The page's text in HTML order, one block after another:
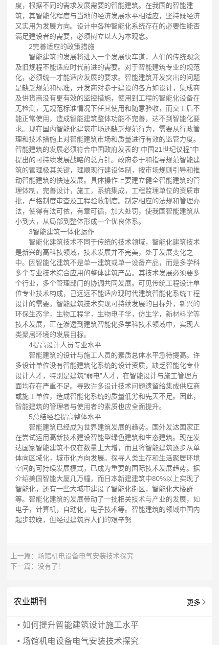
度，根据不同的需求发展需要的智能建筑。在我国的智能建
筑，其智能化程度与当地的经济发展水平相适应，坚持既经济
又实用为发展方向。设计中各种智能化系统存在的必要性能否
满足建设者的需要，必须树立以人为本观念。
2完善适应的政策措施
智能建筑的发展将进入一个发展快车道，人们的传统观念
及旧规程不能适应时代前进的需要。对于智能建筑专业的规范
化，必须统一才能适应发展的要求。智能建筑开发突出的问题
是缺乏规范和标准，开发商对参于建设的各方如设计，集成商
及供货商没有更有效的监控措施，使用到工程的智能化设备在
无检测，无规范标准情况下任其使用和随意验收，而交工后不
能正常使用，造成智能建筑整体功能不完善，达不到智能化要
求。现在国内智能化建筑市场还缺乏规范行为，需要从行政管
理和技术措施上对智能建筑市场和质量进行有效的监管力度。
智能建筑的发展必须符合中国政府发表的“中国21世纪议程”中
提出的可持续发展战略的总方针。政府参于和指导规范智能建
筑的管理极其关键，理顺现行建设体制，按市场规则引导和推
动智能建筑的快速发展。具体操作上要建立健全智能建筑的管
理体制，完善设计，施工，系统集成，工程监理单位的资质审
批，严格制度审查及工程验收制度。制定相应的法规和管理办
法，使得有法可依，有章可循，加大处罚，使我国智能建筑从
小到大，从局部到整体形成一个优良体系。
3智能建筑一体化运作
智能化建筑技术不同于传统的技术领域，智能化建筑技术
是新兴的高科技领域，技术发展并不完美，处于发展变化之
中。因智能化建筑不是单一建筑或单一设备产品，而是多学科
多个专业技术综合应用的整体建筑产品。其技术发展必须要多
个行业，多个管理部门的协调共同发展。可见传统工程设计单
位专业技术构成，己远远不能适应现时代建筑智能化系统工程
设计的需要。智能建筑技术实现可持续发展的目标外，新兴的
环保生态学，生物工程学，生物电子学，仿生学，新材料学等
技术发展，正在渗透到建筑智能化多学科技术领域中，实现人
类聚居环境的发展目标。
4提高设计人员专业水平
智能建筑的设计与施工人员的素质总体水平急待提高。许
多设计单位没有智能建筑化系统的设计资质，缺乏智能化专业
设计人才，特别是建筑“弱电”人才，在智能设计与施工管理方
面均存在严重不足。导致许多设计技术问题遗留给集成供应商
或施工单位，造成智能化系统的质量低劣和先天不足。因此，
智能建筑的管理者与使用者的素质也应全面提升。
5总结经验提高整体水平
智能建筑已经成为世界建筑发展的趋势。国外发达国家正
在尝试运用高新技术建设智能型绿色建筑和生态建筑。现在发
达国家智能建筑不仅在数量上大增，而且将智能建筑逐步从单
体向区域化，城市化方向发展。探寻人类生存和生活聚居环境
空间的可持续发展模式，已成为重要的国际技术发展趋势。据
介绍美国智能大厦几万幢，而日本新建建筑中80%以上实现了
智能化，还有一些大城市建设了智能化街区，智能化大楼群
等。智能化建筑的发展带动了一批相关技术与产业的发展，如
电子，计算机，自动化，电子技术等。智能建筑的领域中国内
起步较晚，但经过建筑界人们的艰辛努
上一篇： 场馆机电设备电气安装技术探究
下一篇：没有了！
农业期刊 更多
• 如何提升智能建筑设计施工水平
• 场馆机电设备电气安装技术探究